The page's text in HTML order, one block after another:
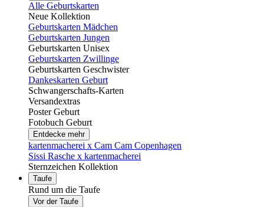
Alle Geburtskarten
Neue Kollektion
Geburtskarten Mädchen
Geburtskarten Jungen
Geburtskarten Unisex
Geburtskarten Zwillinge
Geburtskarten Geschwister
Dankeskarten Geburt
Schwangerschafts-Karten
Versandextras
Poster Geburt
Fotobuch Geburt
Entdecke mehr
kartenmacherei x Cam Cam Copenhagen
Sissi Rasche x kartenmacherei
Sternzeichen Kollektion
Taufe
Rund um die Taufe
Vor der Taufe